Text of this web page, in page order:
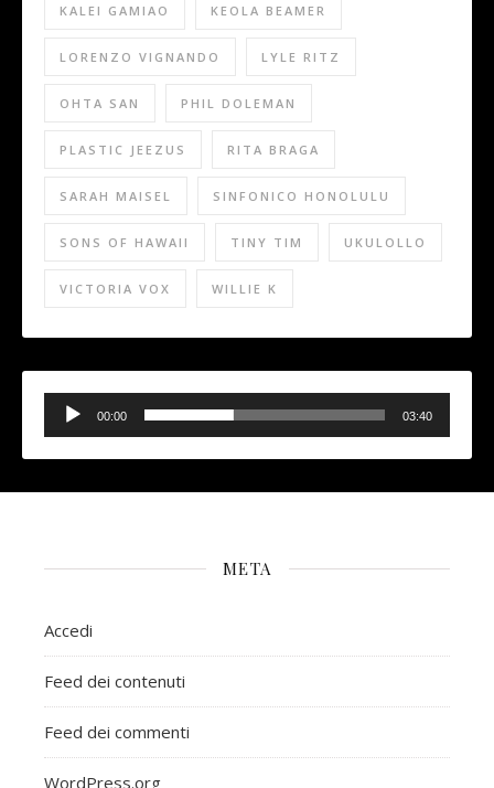
KALEI GAMIAO KEOLA BEAMER
LORENZO VIGNANDO LYLE RITZ
OHTA SAN PHIL DOLEMAN
PLASTIC JEEZUS RITA BRAGA
SARAH MAISEL SINFONICO HONOLULU
SONS OF HAWAII TINY TIM UKULOLLO
VICTORIA VOX WILLIE K
Audio
Player
00:00 03:40
META
Accedi
Feed dei contenuti
Feed dei commenti
WordPress.org